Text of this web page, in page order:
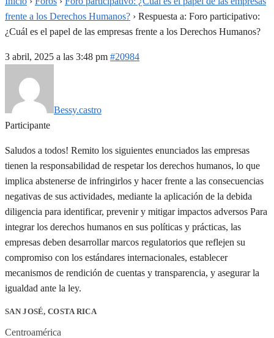
frente a los Derechos Humanos? › Respuesta a: Foro participativo:
¿Cuál es el papel de las empresas frente a los Derechos Humanos?
3 abril, 2025 a las 3:48 pm #20984
Bessy.castro
Participante
Saludos a todos! Remito los siguientes enunciados las empresas
tienen la responsabilidad de respetar los derechos humanos, lo que
implica abstenerse de infringirlos y hacer frente a las consecuencias
negativas de sus actividades, mediante la aplicación de la debida
diligencia para identificar, prevenir y mitigar impactos adversos Para
integrar los derechos humanos en sus políticas y prácticas, las
empresas deben desarrollar marcos regulatorios que reflejen su
compromiso con los estándares internacionales, establecer
mecanismos de rendición de cuentas y transparencia, y asegurar la
igualdad ante la ley.
SAN JOSÉ, COSTA RICA
Centroamérica